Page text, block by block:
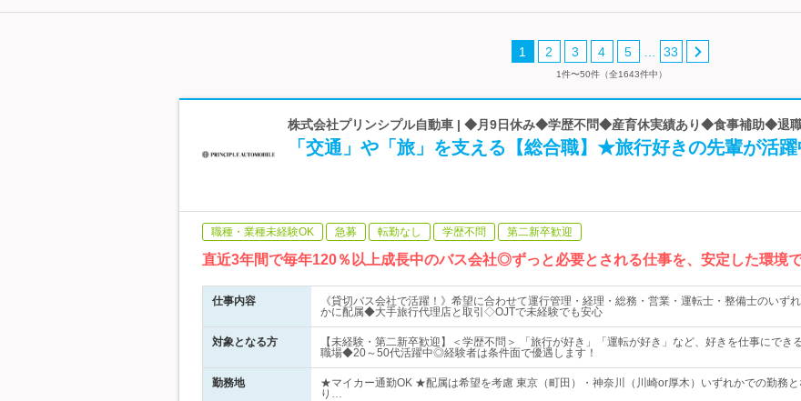
1 2 3 4 5 33
1件〜50件（全1643件中）
株式会社プリンシプル自動車 | ◆月9日休み◆学歴不問◆産育休実績あり◆食事補助◆退
「交通」や「旅」を支える【総合職】★旅行好きの先輩が活躍
職種・業種未経験OK 急募 転勤なし 学歴不問 第二新卒歓迎
直近3年間で毎年120％以上成長中のバス会社◎ずっと必要とされる仕事を、安定した環境
仕事内容
《貸切バス会社で活躍！》希望に合わせて運行管理・経理・総務・営業・運転士・整備士のいずれ
かに配属◆大手旅行代理店と取引◇OJTで未経験でも安心
対象となる方
【未経験・第二新卒歓迎】＜学歴不問＞ 「旅行が好き」「運転が好き」など、好きを仕事にでき
職場◆20～50代活躍中◎経験者は条件面で優遇します！
勤務地
★マイカー通勤OK ★配属は希望を考慮 東京（町田）・神奈川（川崎or厚木）いずれかでの勤務と
り…